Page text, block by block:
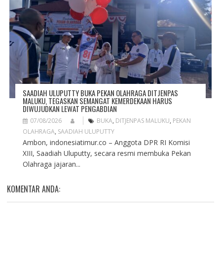
SAADIAH ULUPUTTY BUKA PEKAN OLAHRAGA DITJENPAS
MALUKU, TEGASKAN SEMANGAT KEMERDEKAAN HARUS
DIWUJUDKAN LEWAT PENGABDIAN
07/08/2026 BUKA, DITJENPAS MALUKU, PEKAN
OLAHRAGA, SAADIAH ULUPUTTY
Ambon, indonesiatimur.co – Anggota DPR RI Komisi
XIII, Saadiah Uluputty, secara resmi membuka Pekan
Olahraga jajaran...
KOMENTAR ANDA: